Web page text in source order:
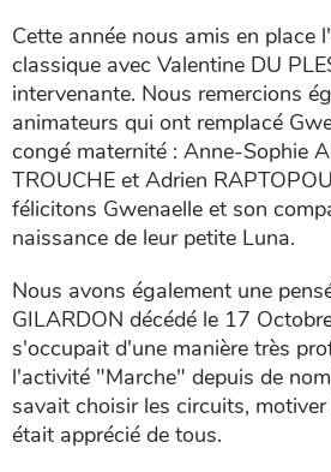
Cette année nous amis en place
classique avec Valentine DU
intervenante. Nous remercions
animateurs qui ont remplacé
congé maternité : Anne-Sophie
TROUCHE et Adrien
félicitons Gwenaelle et son
naissance de leur petite Luna.
Nous avons également une
GILARDON décédé le 17
s'occupait d'une manière très
l'activité "Marche" depuis de
savait choisir les circuits,
était apprécié de tous.